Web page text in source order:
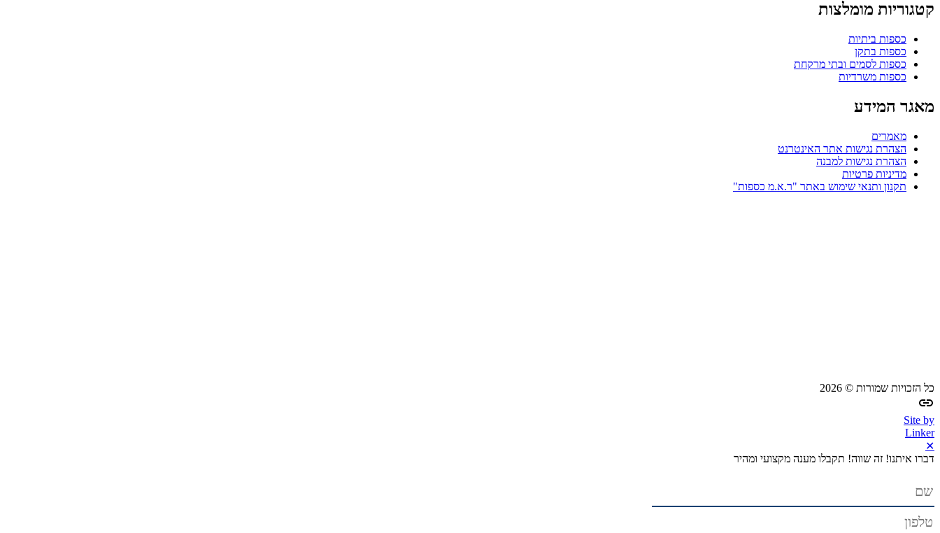
קטגוריות מומלצות
כספות ביתיות
כספות בתקן
כספות לסמים ובתי מרקחת
כספות משרדיות
מאגר המידע
מאמרים
הצהרת נגישות אתר האינטרנט
הצהרת נגישות למבנה
מדיניות פרטיות
תקנון ותנאי שימוש באתר "ר.א.מ כספות"
כל הזכויות שמורות © 2026
Site by
Linker
✕
דברו איתנו! זה שווה! תקבלו מענה מקצועי ומהיר